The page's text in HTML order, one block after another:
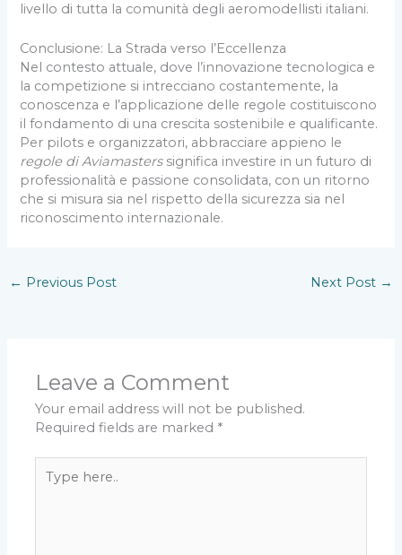
livello di tutta la comunità degli aeromodellisti italiani.
Conclusione: La Strada verso l’Eccellenza
Nel contesto attuale, dove l’innovazione tecnologica e
la competizione si intrecciano costantemente, la
conoscenza e l’applicazione delle regole costituiscono
il fondamento di una crescita sostenibile e qualificante.
Per pilots e organizzatori, abbracciare appieno le
regole di Aviamasterssignifica investire in un futuro di
professionalità e passione consolidata, con un ritorno
che si misura sia nel rispetto della sicurezza sia nel
riconoscimento internazionale.
← Previous Post Next Post →
Leave a Comment
Your email address will not be published.
Required fields are marked *
here..